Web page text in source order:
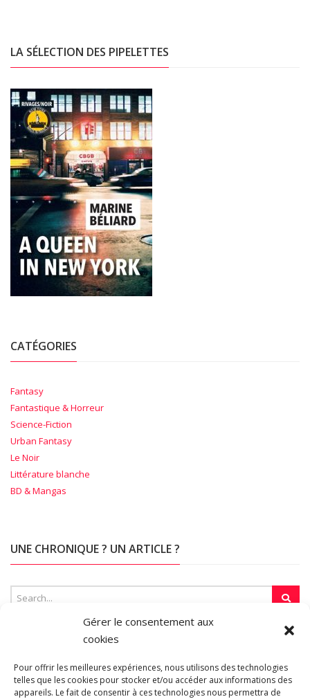
Gérer le consentement aux
cookies
Pour offrir les meilleures expériences, nous utilisons des technologies
telles que les cookies pour stocker et/ou accéder aux informations des
appareils. Le fait de consentir à ces technologies nous permettra de
LA SÉLECTION DES PIPELETTES
CATÉGORIES
Fantasy
Fantastique & Horreur
Science-Fiction
Urban Fantasy
Le Noir
Littérature blanche
BD & Mangas
UNE CHRONIQUE ? UN ARTICLE ?
SUR LA TOILE…